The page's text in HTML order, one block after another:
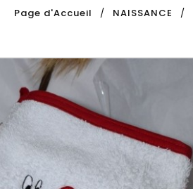
Page d'Accueil NAISSANCE